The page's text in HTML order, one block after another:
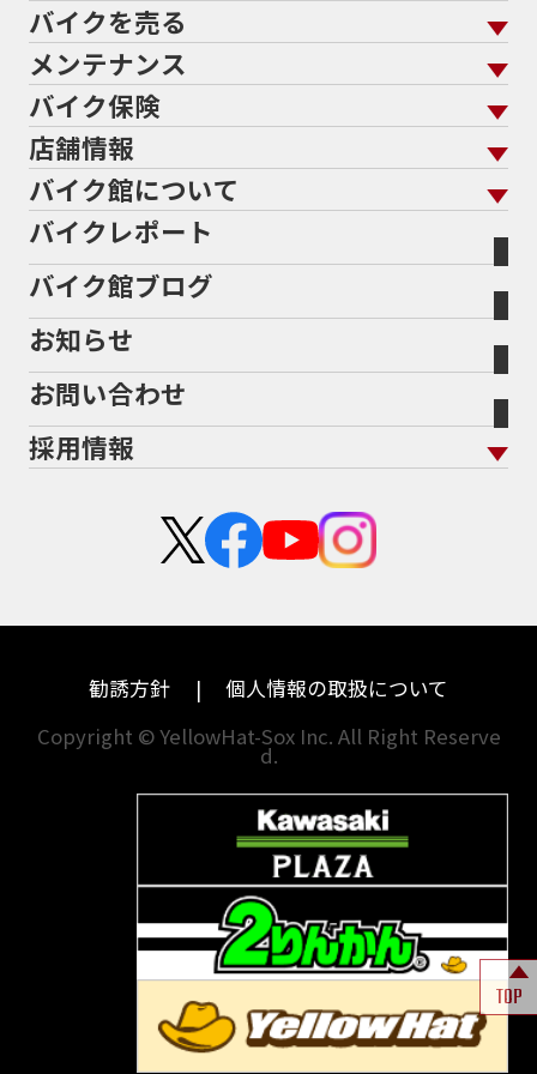
689cc690SMCR
701エンデューロ72PS750750cc75th
765773cc800cc80s80万以下
80万以下大型80万円以下82185馬力883
883R890DUKE899 Panigale8月8月11日
8耐8耐見に行きたい
946ml950S950cc
ADDRESSADDRESS 110ADVADV150
ADV160AEROX
AEROX155 ABS
ANNIVERSARYAPEAPE 100 DXAPEX
ARMORED CORE2
Address125
BALIUSⅡBANDIT
BANDIT 1250FBANDIT 1250S
BANDIT1250FBANDIT1250SBBQ
BEETフルエキ
BEETマフラー
BLACKLIMITEDBMW
BMW S1000RR Mパッケージ
BMWS1000R
BMW S1000RR
BMW フルパニアBM‘Sマフラー
BOBBERBOLTBOLT C-Spec
BOLT C-Spec ABS BOLT R-Spec
BOLTR-SpecBONNEVILLE
BONNEVILLE T100
BONNEVILLE T100 BLACK
バイクを買う トップ
バイクを探す
メーカーから探す
色から探す
スタイルから探す
排気量から探す
地域から探す
走行距離から探す
中古車から探す
バイクを売る
バイクを売る トップ
バイク館買取の強み
バイクを高く売るコツ
バイク買取の流れ
全国展開の強み
よくあるご質問
バイク買取強化車両
メーカー別買取相場・
ヤマハ
ホンダ
スズキ
ハーレーダビッドソン
ドゥカティ
トライアンフ
アプリリア
KTM
モトグッツイ
MVアグスタ
他海外ﾒｰｶｰ
メンテナンス
メンテナンス トップ
バイク点検
バイク車検
Bikeep
プロテクションフィルム
バイク保険
バイク保険 トップ
自賠責保険
任意保険
バイク保険無料見積り（現在未加入の方）
バイク保険無料見積り（他社でご加入の方）
盗難保険
店舗情報
店舗情報 トップ
北海道
宮城
福島
茨城
栃木
兵庫
福岡
長崎
熊本
バイク館について
バイク館について トップ
バイク館が選ばれる理由
会社概要
沿革
二輪公正取引協議会加盟店
バイクレポート
バイク館ブログ
お知らせ
お問い合わせ
採用情報
中途採用・アルバイト
TOP
勧誘方針
個人情報の取扱について
Copyright © YellowHat-Sox Inc. All Right Reserve
d.